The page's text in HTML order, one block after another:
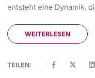
entsteht eine Dynamik,
WEITERLESEN
TEILEN: